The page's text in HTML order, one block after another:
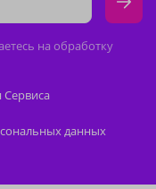
на обработку
Сервиса
данных